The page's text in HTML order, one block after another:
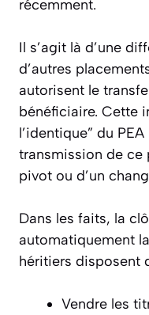
récemment.
Il s’agit là d’une
d’autres
autorisent le
bénéficiaire. Cette
l’identique” du
transmission de ce
pivot ou d’un
Dans les faits, la
automatiquement
héritiers disposent
Vendre les